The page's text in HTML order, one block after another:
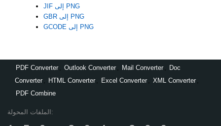
JIF إلى PNG
GBR إلى PNG
GCODE إلى PNG
PDF Converter Outlook Converter Mail Converter
Doc
Converter
HTML Converter Excel Converter XML Converter
PDF Combine
الملفات المحولة: